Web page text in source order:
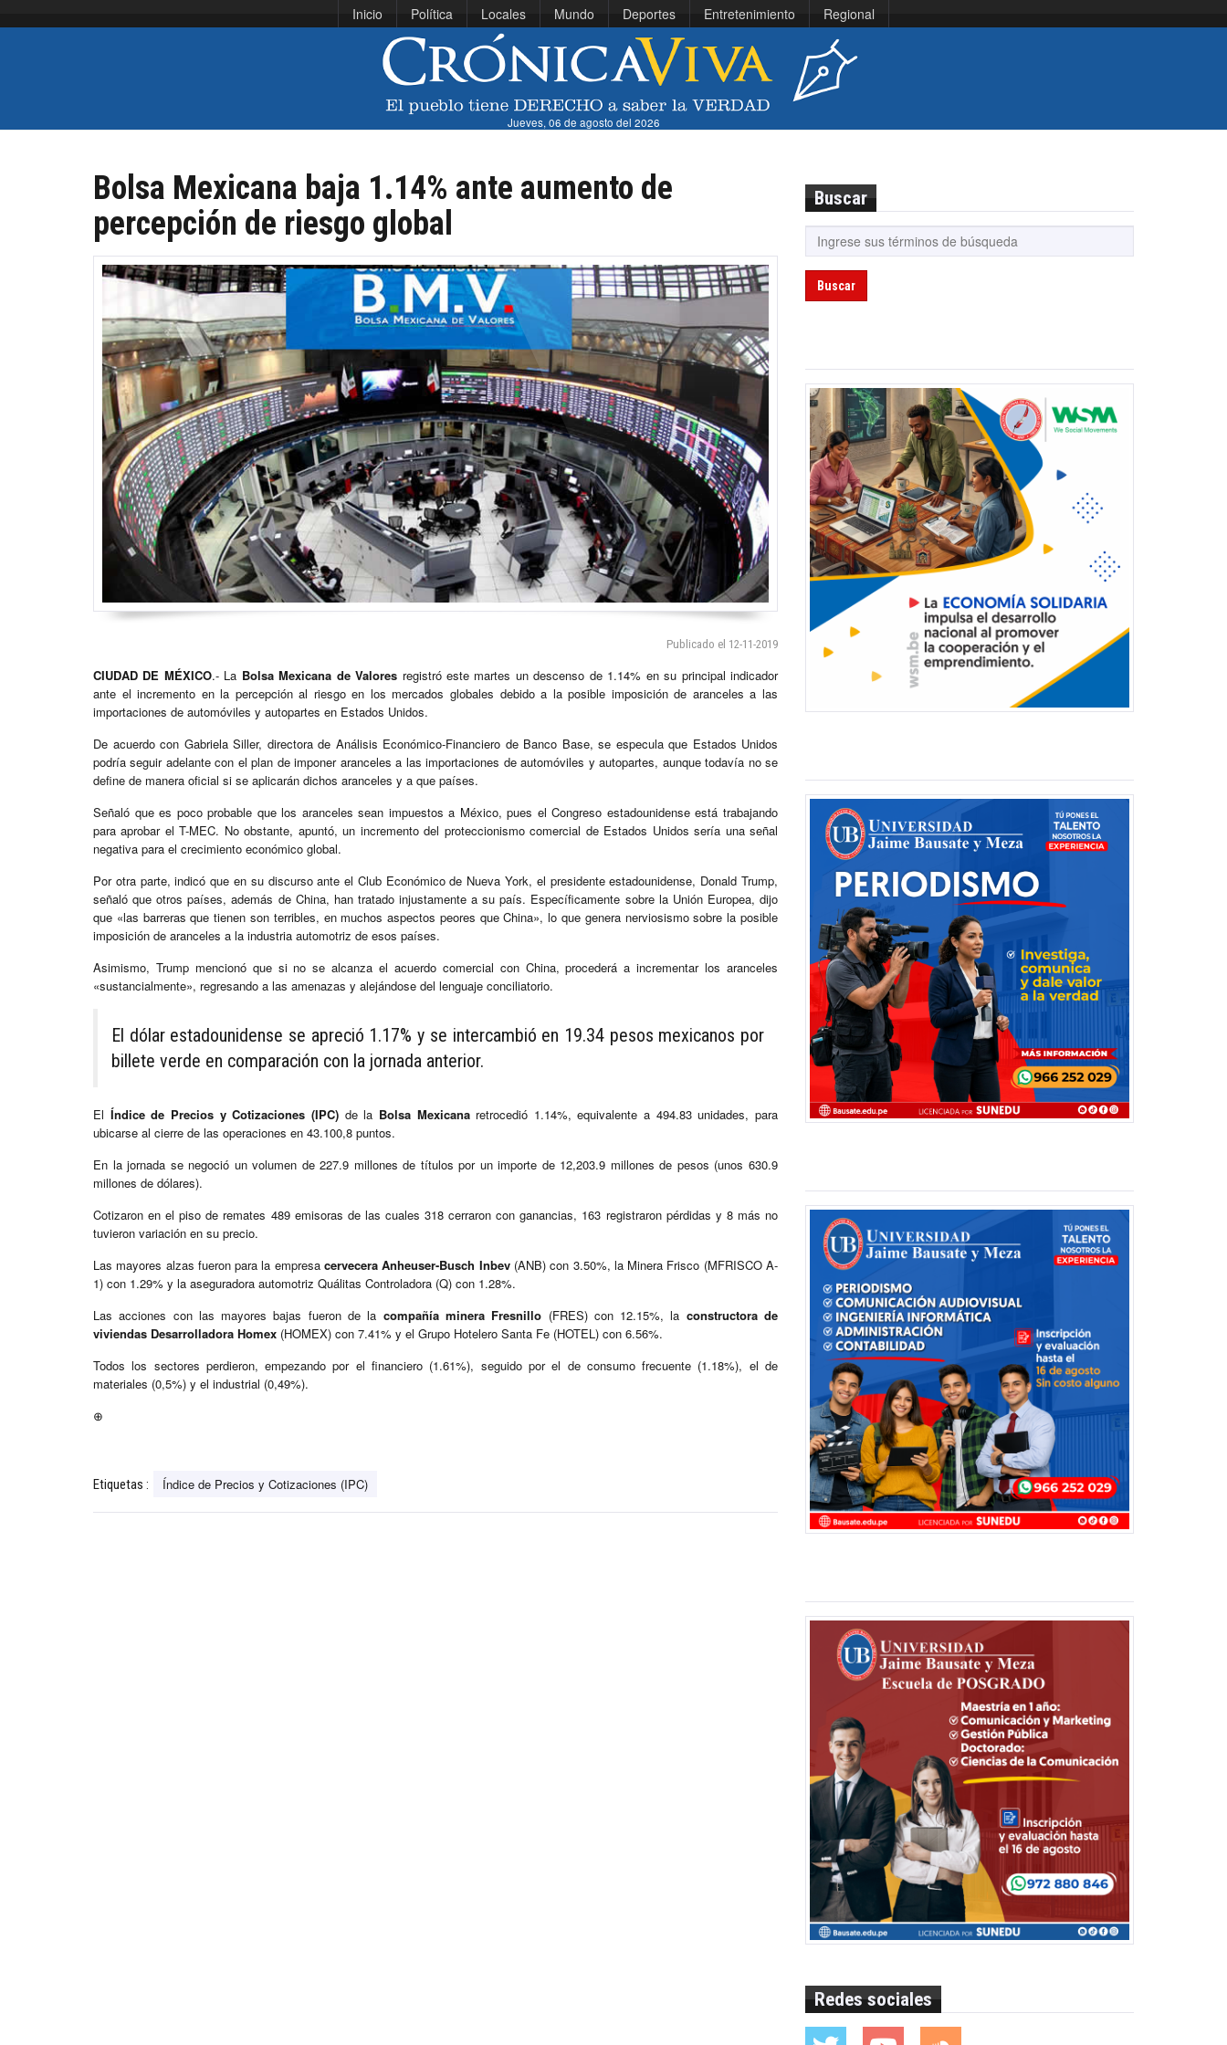
Inicio Política Locales Mundo Deportes Entretenimiento Regional
Jueves, 06 de agosto del 2026
Bolsa Mexicana baja 1.14% ante aumento de
percepción de riesgo global
Publicado el 12-11-2019
CIUDAD DE MÉXICO.- La Bolsa Mexicana de Valores registró este martes un descenso de 1.14% en su principal indicador
ante el incremento en la percepción al riesgo en los mercados globales debido a la posible imposición de aranceles a las
importaciones de automóviles y autopartes en Estados Unidos.
De acuerdo con Gabriela Siller, directora de Análisis Económico-Financiero de Banco Base, se especula que Estados Unidos
podría seguir adelante con el plan de imponer aranceles a las importaciones de automóviles y autopartes, aunque todavía no se
define de manera oficial si se aplicarán dichos aranceles y a que países.
Señaló que es poco probable que los aranceles sean impuestos a México, pues el Congreso estadounidense está trabajando
para aprobar el T-MEC. No obstante, apuntó, un incremento del proteccionismo comercial de Estados Unidos sería una señal
negativa para el crecimiento económico global.
Por otra parte, indicó que en su discurso ante el Club Económico de Nueva York, el presidente estadounidense, Donald Trump,
señaló que otros países, además de China, han tratado injustamente a su país. Específicamente sobre la Unión Europea, dijo
que «las barreras que tienen son terribles, en muchos aspectos peores que China», lo que genera nerviosismo sobre la posible
imposición de aranceles a la industria automotriz de esos países.
Asimismo, Trump mencionó que si no se alcanza el acuerdo comercial con China, procederá a incrementar los aranceles
«sustancialmente», regresando a las amenazas y alejándose del lenguaje conciliatorio.
El dólar estadounidense se apreció 1.17% y se intercambió en 19.34 pesos mexicanos por
billete verde en comparación con la jornada anterior.
El Índice de Precios y Cotizaciones (IPC)de la Bolsa Mexicanaretrocedió 1.14%, equivalente a 494.83 unidades, para
ubicarse al cierre de las operaciones en 43.100,8 puntos.
En la jornada se negoció un volumen de 227.9 millones de títulos por un importe de 12,203.9 millones de pesos (unos 630.9
millones de dólares).
Cotizaron en el piso de remates 489 emisoras de las cuales 318 cerraron con ganancias, 163 registraron pérdidas y 8 más no
tuvieron variación en su precio.
Las mayores alzas fueron para la empresacervecera Anheuser-Busch Inbev(ANB) con 3.50%, la Minera Frisco (MFRISCO A-
1) con 1.29% y la aseguradora automotriz Quálitas Controladora (Q) con 1.28%.
Las acciones con las mayores bajas fueron de la compañía minera Fresnillo (FRES) con 12.15%, la constructora de
viviendas Desarrolladora Homex (HOMEX) con 7.41% y el Grupo Hotelero Santa Fe (HOTEL) con 6.56%.
Todos los sectores perdieron, empezando por el financiero (1.61%), seguido por el de consumo frecuente (1.18%), el de
materiales (0,5%) y el industrial (0,49%).
⊕
Etiquetas : Índice de Precios y Cotizaciones (IPC)
Buscar
Buscar
Redes sociales